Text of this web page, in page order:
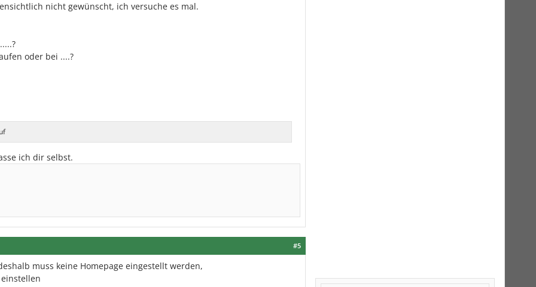
nicht gewünscht, ich versuche es mal.
oder bei ....?
ich dir selbst.
#5
muss keine Homepage eingestellt werden,